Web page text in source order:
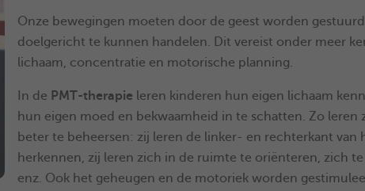
Onze bewegingen moeten door de geest worden
doelgericht te kunnen handelen. Dit vereist onder meer
lichaam, concentratie en motorische planning.
In de PMT-therapie leren kinderen hun eigen lichaam
hun eigen moed en bekwaamheid in te schatten. Zo leren
beter te beheersen: zij leren de linker- en rechterkant van
herkennen, zij leren zich in de ruimte te oriënteren, zich
enz. Ook het geheugen en de motoriek worden